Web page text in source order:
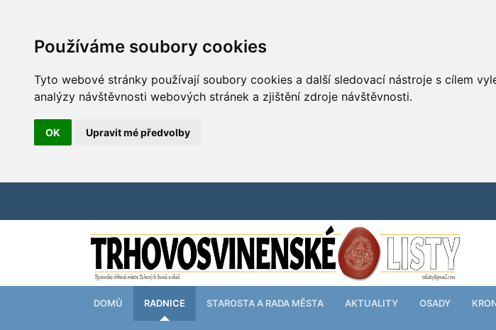
Používáme soubory cookies
Tyto webové stránky používají soubory cookies a další sledovací nástroje s cílem
analýzy návštěvnosti webových stránek a zjištění zdroje návštěvnosti.
OK Upravit mé předvolby
DOMŮ RADNICE STAROSTA A RADA MĚSTA AKTUALITY OSADY